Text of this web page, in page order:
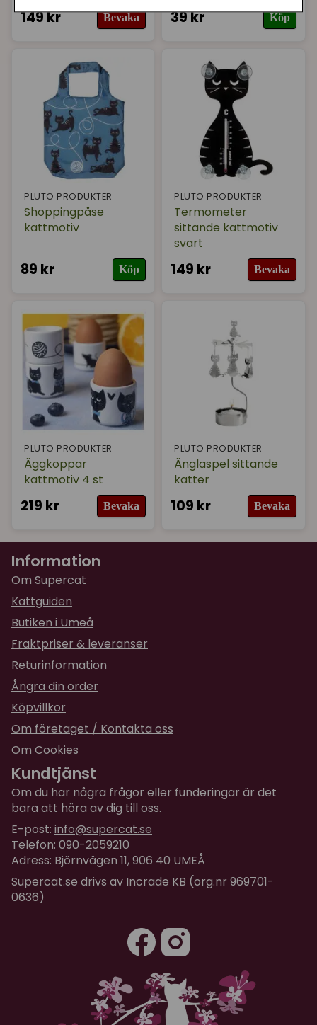
149 kr Bevaka 39 kr Köp
PLUTO PRODUKTER
Shoppingpåse
kattmotiv
89 kr Köp
PLUTO PRODUKTER
Termometer
sittande kattmotiv
svart
149 kr Bevaka
PLUTO PRODUKTER
Äggkoppar
kattmotiv 4 st
219 kr Bevaka
PLUTO PRODUKTER
Änglaspel sittande
katter
109 kr Bevaka
Information
Om Supercat
Kattguiden
Butiken i Umeå
Fraktpriser & leveranser
Returinformation
Ångra din order
Köpvillkor
Om företaget / Kontakta oss
Om Cookies
Kundtjänst
Om du har några frågor eller funderingar är det
bara att höra av dig till oss.
E-post: info@supercat.se
Telefon: 090-2059210
Adress: Björnvägen 11, 906 40 UMEÅ
Supercat.se drivs av Incrade KB (org.nr 969701-
0636)